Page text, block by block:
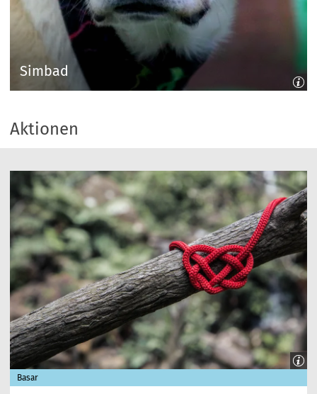
Simbad
Aktionen
Basar